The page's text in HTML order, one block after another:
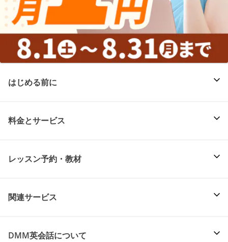
はじめる前に
料金とサービス
レッスン予約・教材
関連サービス
DMM英会話について